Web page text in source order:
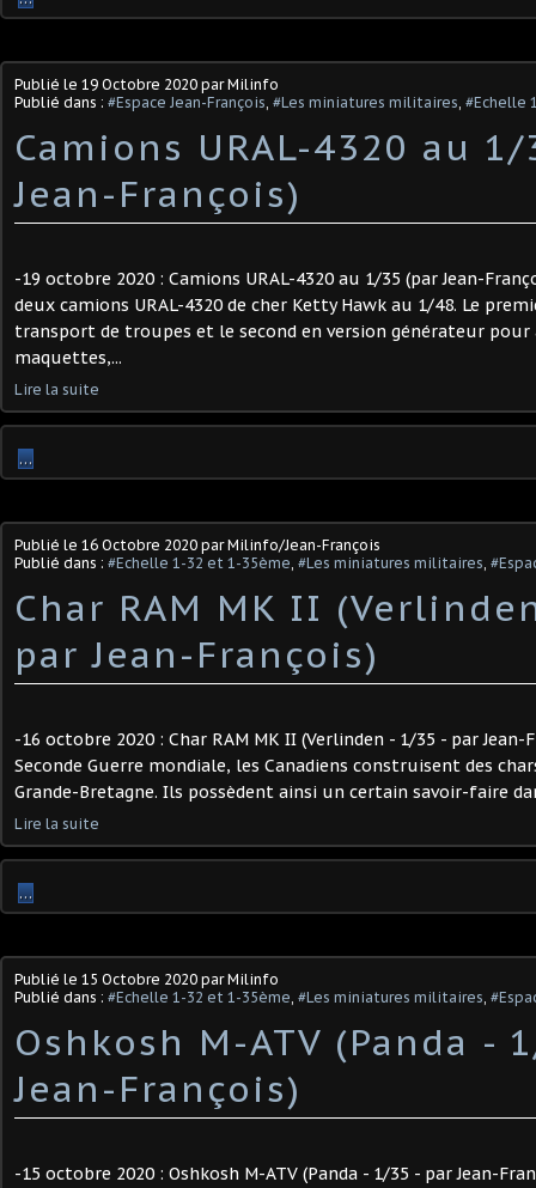
Publié le 19 Octobre 2020 par Milinfo
Publié dans : #Espace Jean-François, #Les miniatures militaires, #Echelle
Camions URAL-4320 au
Jean-François)
-19 octobre 2020 : Camions URAL-4320 au 1/35 (par Jean-
deux camions URAL-4320 de cher Ketty Hawk au 1/48. Le
transport de troupes et le second en version générateur pour
maquettes,...
Lire la suite
…
Publié le 16 Octobre 2020 par Milinfo/Jean-François
Publié dans : #Echelle 1-32 et 1-35ème, #Les miniatures militaires,
Char RAM MK II
par Jean-François)
-16 octobre 2020 : Char RAM MK II (Verlinden - 1/35 - par
Seconde Guerre mondiale, les Canadiens construisent des
Grande-Bretagne. Ils possèdent ainsi un certain savoir-faire
Lire la suite
…
Publié le 15 Octobre 2020 par Milinfo
Publié dans : #Echelle 1-32 et 1-35ème, #Les miniatures militaires,
Oshkosh M-ATV (Panda -
Jean-François)
-15 octobre 2020 : Oshkosh M-ATV (Panda - 1/35 - par Jean-